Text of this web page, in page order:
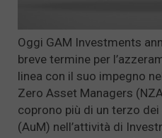
Oggi GAM Investments
breve termine per
linea con il suo impegno
Zero Asset Managers
coprono più di un terzo
(AuM) nell’attività di